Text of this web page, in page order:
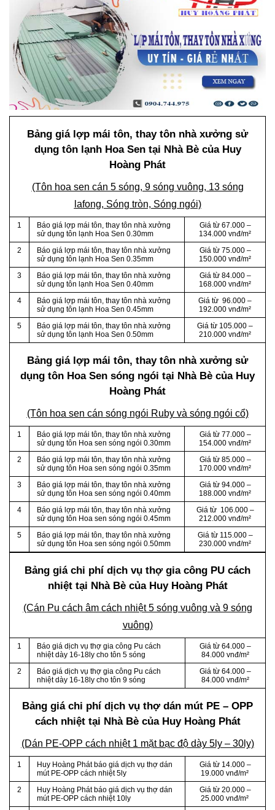
Bảng giá lợp mái tôn, thay tôn nhà xưởng sử
dụng tôn lạnh Hoa Sen tại Nhà Bè của Huy
Hoàng Phát
(Tôn hoa sen cán 5 sóng, 9 sóng vuông, 13 sóng
lafong, Sóng tròn, Sóng ngói)
1
Báo giá lợp mái tôn, thay tôn nhà xưởng
sử dụng tôn lạnh Hoa Sen 0.30mm
Giá từ 67.000 –
134.000 vnđ/m²
2
Báo giá lợp mái tôn, thay tôn nhà xưởng
sử dụng tôn lạnh Hoa Sen 0.35mm
Giá từ 75.000 –
150.000 vnđ/m²
3
Báo giá lợp mái tôn, thay tôn nhà xưởng
sử dụng tôn lạnh Hoa Sen 0.40mm
Giá từ 84.000 –
168.000 vnđ/m²
4
Báo giá lợp mái tôn, thay tôn nhà xưởng
sử dụng tôn lạnh Hoa Sen 0.45mm
Giá từ 96.000 –
192.000 vnđ/m²
5
Báo giá lợp mái tôn, thay tôn nhà xưởng
sử dụng tôn lạnh Hoa Sen 0.50mm
Giá từ 105.000 –
210.000 vnđ/m²
Bảng giá lợp mái tôn, thay tôn nhà xưởng sử
dụng tôn Hoa Sen sóng ngói tại Nhà Bè của Huy
Hoàng Phát
(Tôn hoa sen cán sóng ngói Ruby và sóng ngói cổ)
1
Báo giá lợp mái tôn, thay tôn nhà xưởng
sử dụng tôn Hoa sen sóng ngói 0.30mm
Giá từ 77.000 –
154.000 vnđ/m²
2
Báo giá lợp mái tôn, thay tôn nhà xưởng
sử dụng tôn Hoa sen sóng ngói 0.35mm
Giá từ 85.000 –
170.000 vnđ/m²
3
Báo giá lợp mái tôn, thay tôn nhà xưởng
sử dụng tôn Hoa sen sóng ngói 0.40mm
Giá từ 94.000 –
188.000 vnđ/m²
4
Báo giá lợp mái tôn, thay tôn nhà xưởng
sử dụng tôn Hoa sen sóng ngói 0.45mm
Giá từ 106.000 –
212.000 vnđ/m²
5
Báo giá lợp mái tôn, thay tôn nhà xưởng
sử dụng tôn Hoa sen sóng ngói 0.50mm
Giá từ 115.000 –
230.000 vnđ/m²
Bảng giá chi phí dịch vụ thợ gia công PU cách
nhiệt tại Nhà Bè của Huy Hoàng Phát
(Cán Pu cách âm cách nhiệt 5 sóng vuông và 9 sóng
vuông)
1
Báo giá dịch vụ thợ gia công Pu cách
nhiệt dày 16-18ly cho tôn 5 sóng
Giá từ 64.000 –
84.000 vnđ/m²
2
Báo giá dịch vụ thợ gia công Pu cách
nhiệt dày 16-18ly cho tôn 9 sóng
Giá từ 64.000 –
84.000 vnđ/m²
Bảng giá chi phí dịch vụ thợ dán mút PE – OPP
cách nhiệt tại Nhà Bè của Huy Hoàng Phát
(Dán PE-OPP cách nhiệt 1 mặt bạc độ dày 5ly – 30ly)
1
Huy Hoàng Phát báo giá dịch vụ thợ dán
mút PE-OPP cách nhiệt 5ly
Giá từ 14.000 –
19.000 vnđ/m²
2
Huy Hoàng Phát báo giá dịch vụ thợ dán
mút PE-OPP cách nhiệt 10ly
Giá từ 20.000 –
25.000 vnđ/m²